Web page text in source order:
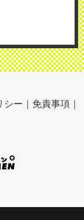
シー ｜ 免責事項 ｜